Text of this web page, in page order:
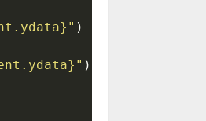
. ydata} " )
. ydata} " )